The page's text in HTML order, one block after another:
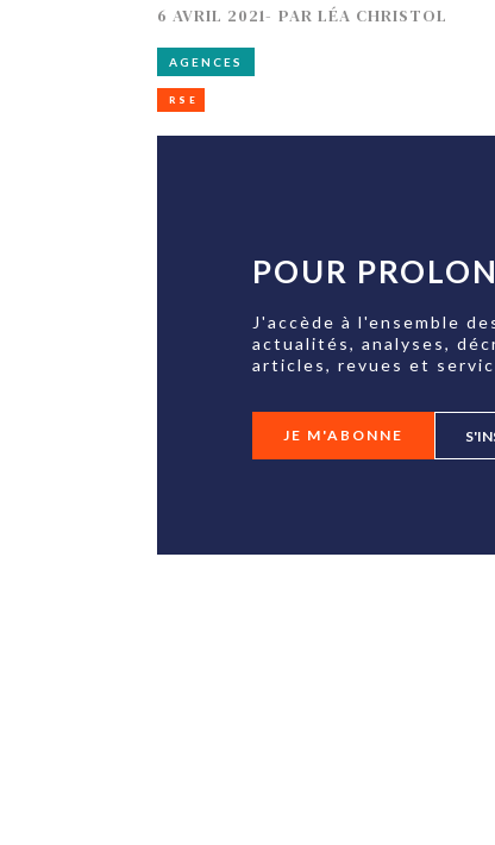
6 AVRIL 2021- PARLÉA CHRISTOL
AGENCES
RSE
POUR
J'accède à l'ensemble
actualités, analyses,
articles, revues et
JE M'ABONNE